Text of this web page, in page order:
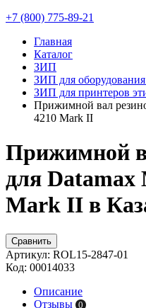
+7 (800) 775-89-21
Главная
Каталог
ЗИП
ЗИП для
ЗИП для принтеров
Прижимной вал
4210 Mark II
Прижимной
для Datamax
Mark II в
Сравнить
Артикул: ROL15-2847-01
Код: 00014033
Описание
Отзывы 0